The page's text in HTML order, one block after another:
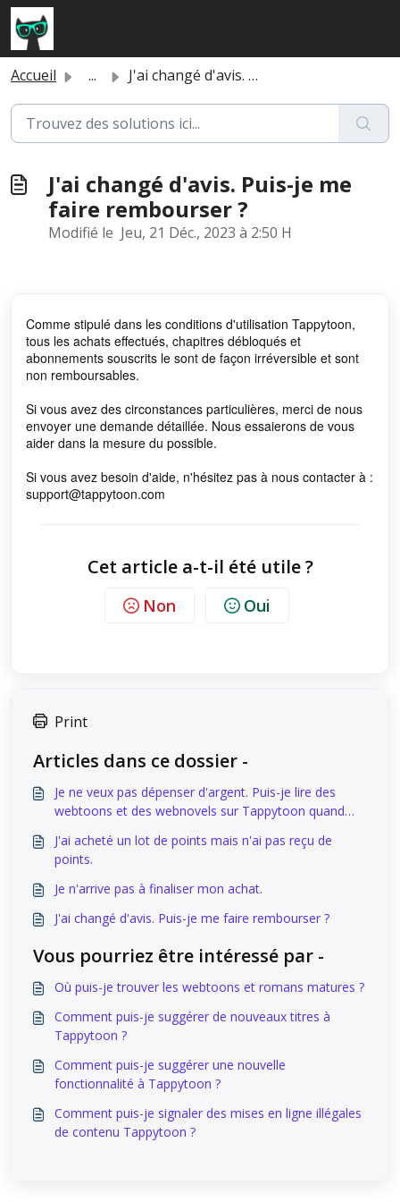
Passer au contenu principal
Accueil ... J'ai changé d'avis. Puis-je me faire rembourser ?
J'ai changé d'avis. Puis-je me
faire rembourser ?
Modifié le Jeu, 21 Déc., 2023 à 2:50 H
Comme stipulé dans les conditions d'utilisation Tappytoon,
tous les achats effectués, chapitres débloqués et
abonnements souscrits le sont de façon irréversible et sont
non remboursables.
Si vous avez des circonstances particulières, merci de nous
envoyer une demande détaillée. Nous essaierons de vous
aider dans la mesure du possible.
Si vous avez besoin d'aide, n'hésitez pas à nous contacter à :
support@tappytoon.com
Cet article a-t-il été utile ?
Non Oui
Print
Articles dans ce dossier -
Je ne veux pas dépenser d'argent. Puis-je lire des
webtoons et des webnovels sur Tappytoon quand
J'ai acheté un lot de points mais n'ai pas reçu de
points.
Je n'arrive pas à finaliser mon achat.
J'ai changé d'avis. Puis-je me faire rembourser ?
Vous pourriez être intéressé par -
Où puis-je trouver les webtoons et romans matures ?
Comment puis-je suggérer de nouveaux titres à
Tappytoon ?
Comment puis-je suggérer une nouvelle
fonctionnalité à Tappytoon ?
Comment puis-je signaler des mises en ligne illégales
de contenu Tappytoon ?